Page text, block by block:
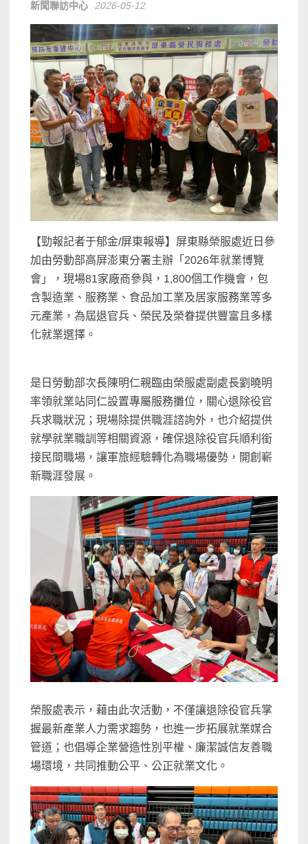
新聞聯訪中心 2026-05-12
【勁報記者于郁金/屏東報導】屏東縣榮服處近日參
加由勞動部高屏澎東分署主辦「2026年就業博覽
會」，現場81家廠商參與，1,800個工作機會，包
含製造業、服務業、食品加工業及居家服務業等多
元產業，為屆退官兵、榮民及榮眷提供豐富且多樣
化就業選擇。
是日勞動部次長陳明仁親臨由榮服處副處長劉曉明
率領就業站同仁設置專屬服務攤位，關心退除役官
兵求職狀況；現場除提供職涯諮詢外，也介紹提供
就學就業職訓等相關資源，確保退除役官兵順利銜
接民間職場，讓軍旅經驗轉化為職場優勢，開創嶄
新職涯發展。
榮服處表示，藉由此次活動，不僅讓退除役官兵掌
握最新產業人力需求趨勢，也進一步拓展就業媒合
管道；也倡導企業營造性別平權、廉潔誠信友善職
場環境，共同推動公平、公正就業文化。